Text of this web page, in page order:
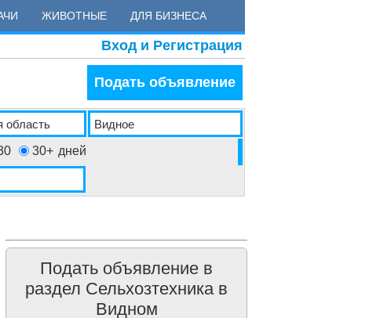
ЖИВОТНЫЕ ДЛЯ БИЗНЕСА
Вход и Регистрация
Подать объявление
30+ дней
Подать объявление в
раздел Сельхозтехника в
Видном